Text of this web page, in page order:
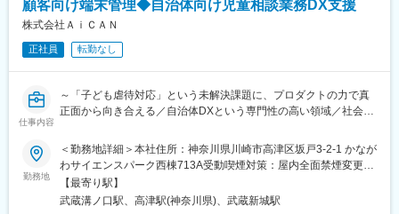
変更の範囲：会社の定める業務
伴う段階的な改修・保守
※業務比率のイメージ： 新機能・モダン化開発 7～8割 ／ 既存保
守 2～3割（時期により変動あり）
■このポジションの魅力：
・「0→1」の再構築を経験できるフェーズ： 既存の仕組みを理解
した上で、モダンなアーキテクチャへと一から作り変える、エン
ジニアとして非常に希少で難易度の高い経験を積むことができま
・現場の「行動変容」に繋がるプロダクト作り： 単なるシステム
開発ではなく、自治体の児童福祉業務を深く理解し、現場の職員
がより良い判断を下せるような仕組みをデザインできます。
顧客向け端末管理◆自治体向け児童相談業務DX支援
株式会社ＡｉＣＡＮ
正社員 転勤なし
仕事内容
～「子ども虐待対応」という未解決課題に、プロダクトの力で真
正面から向き合える／自治体DXという専門性の高い領域／社会貢
■当社について：
「すべての子どもたちが安全に暮らせる世界をつくる」をビジョ
ンに、児童福祉・子ども虐待対応という極めて重要かつ未解決な
社会課題に向き合うインパクトスタートアップです。自治体向け
勤務地
＜勤務地詳細＞本社住所：神奈川県川崎市高津区坂戸3-2-1 かなが
わサイエンスパーク西棟713A受動喫煙対策：屋内全面禁煙変更の
範囲：会社の定める事業所（リモートワーク含む）
【最寄り駅】
武蔵溝ノ口駅、高津駅(神奈川県)、武蔵新城駅